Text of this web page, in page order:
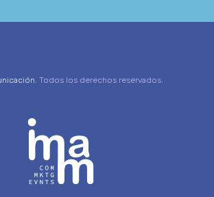
. Todos los derechos reservados.